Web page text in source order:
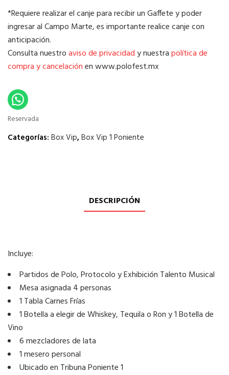
*Requiere realizar el canje para recibir un Gaffete y poder
ingresar al Campo Marte, es importante realice canje con
anticipación.
Consulta nuestroaviso de privacidady nuestrapolítica de
compra y cancelaciónen www.polofest.mx
Reservada
Categorías: Box Vip,Box Vip 1 Poniente
DESCRIPCIÓN
Incluye:
Partidos de Polo, Protocolo y Exhibición Talento Musical
Mesa asignada 4 personas
1 Tabla Carnes Frías
1 Botella a elegir de Whiskey, Tequila o Ron y 1 Botella de
Vino
6 mezcladores de lata
1 mesero personal
Ubicado en Tribuna Poniente 1